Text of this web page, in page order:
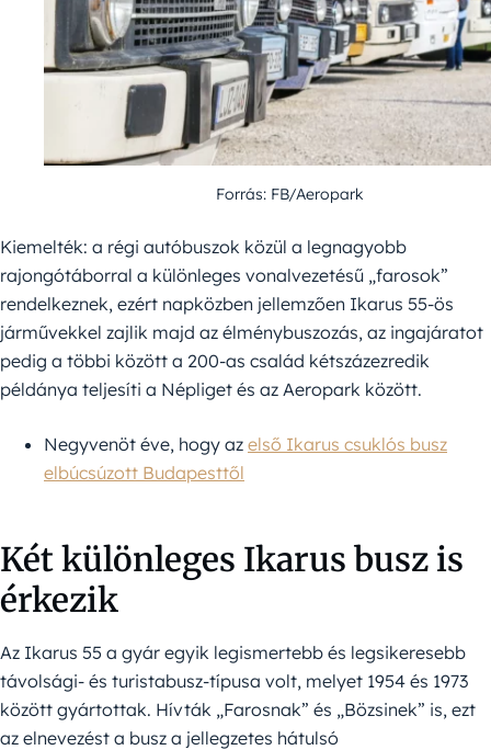
Forrás: FB/Aeropark
Kiemelték: a régi autóbuszok közül a legnagyobb
rajongótáborral a különleges vonalvezetésű „farosok”
rendelkeznek, ezért napközben jellemzően Ikarus 55-ös
járművekkel zajlik majd az élménybuszozás, az ingajáratot
pedig a többi között a 200-as család kétszázezredik
példánya teljesíti a Népliget és az Aeropark között.
Negyvenöt éve, hogy az első Ikarus csuklós busz
elbúcsúzott Budapesttől
Két különleges Ikarus busz is
érkezik
Az Ikarus 55 a gyár egyik legismertebb és legsikeresebb
távolsági- és turistabusz-típusa volt, melyet 1954 és 1973
között gyártottak. Hívták „Farosnak” és „Bözsinek” is, ezt
az elnevezést a busz a jellegzetes hátulsó